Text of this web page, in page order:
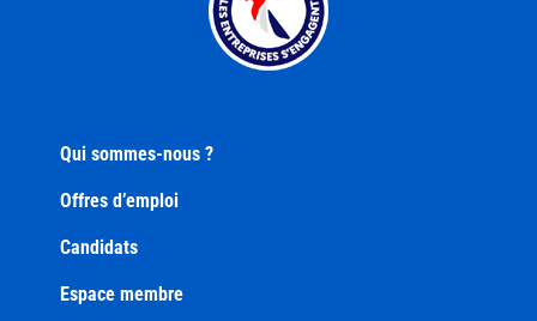
Qui sommes-nous ?
Offres d’emploi
Candidats
Espace membre